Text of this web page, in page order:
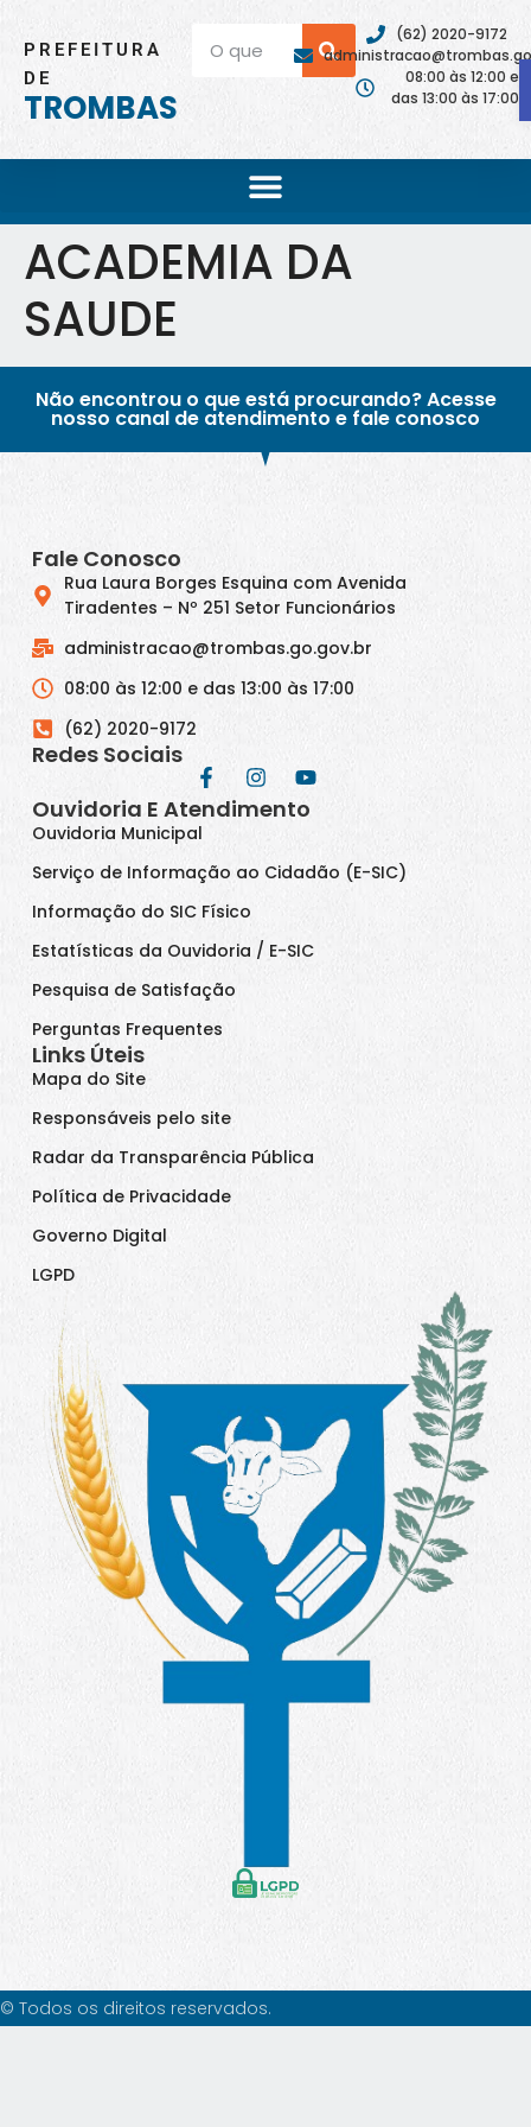
PREFEITURA
DE
TROMBAS
(62) 2020-9172
08:00 às 12:00 e
das 13:00 às 17:00
ACADEMIA DA
SAUDE
Não encontrou o que está procurando? Acesse
nosso canal de atendimento e fale conosco
Fale Conosco
Rua Laura Borges Esquina com Avenida
Tiradentes – Nº 251 Setor Funcionários
administracao@trombas.go.gov.br
08:00 às 12:00 e das 13:00 às 17:00
(62) 2020-9172
Redes Sociais
Ouvidoria E Atendimento
Ouvidoria Municipal
Serviço de Informação ao Cidadão (E-SIC)
Informação do SIC Físico
Estatísticas da Ouvidoria / E-SIC
Pesquisa de Satisfação
Perguntas Frequentes
Links Úteis
Mapa do Site
Responsáveis pelo site
Radar da Transparência Pública
Política de Privacidade
Governo Digital
LGPD
© Todos os direitos reservados.